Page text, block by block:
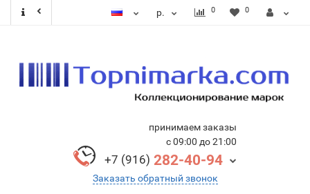
р. 0 0
принимаем заказы
с 09:00 до 21:00
+7 (916) 282-40-94
Заказать обратный звонок